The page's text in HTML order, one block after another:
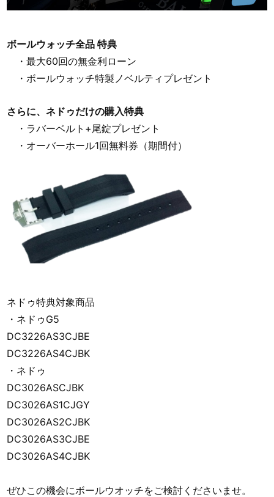
ボールウォッチ全品 特典
・最大60回の無金利ローン
・ボールウォッチ特製ノベルティプレゼント
さらに、ネドゥだけの購入特典
・ラバーベルト+尾錠プレゼント
・オーバーホール1回無料券（期間付）
ネドゥ特典対象商品
・ネドゥG5
DC3226AS3CJBE
DC3226AS4CJBK
・ネドゥ
DC3026ASCJBK
DC3026AS1CJGY
DC3026AS2CJBK
DC3026AS3CJBE
DC3026AS4CJBK
ぜひこの機会にボールウオッチをご検討くださいませ。